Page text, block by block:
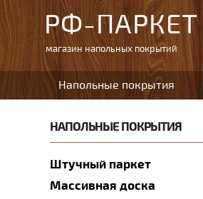
РФ-ПАРКЕТ
магазин напольных покрытий
Напольные покрытия
НАПОЛЬНЫЕ ПОКРЫТИЯ
Штучный паркет
Массивная доска